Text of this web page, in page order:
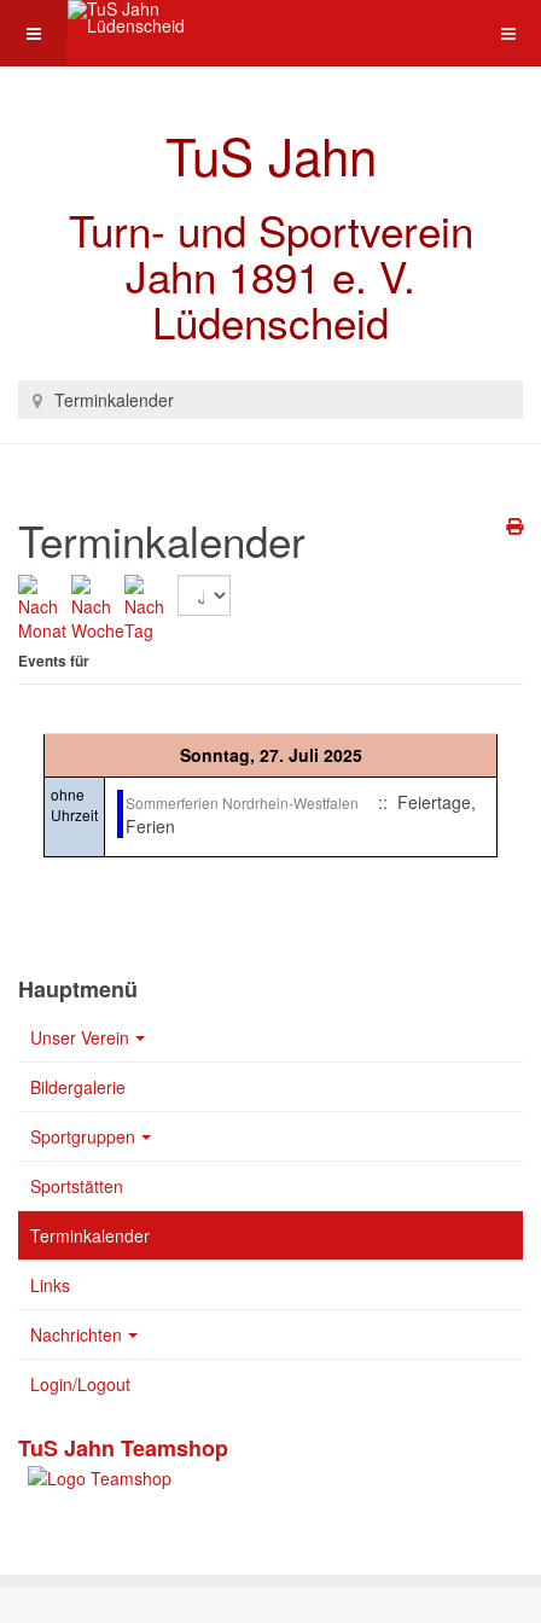
TuS Jahn
Turn- und Sportverein
Jahn 1891 e. V.
Lüdenscheid
Terminkalender
Terminkalender
Events für
Sonntag, 27. Juli 2025
ohne
Uhrzeit
Sommerferien Nordrhein-Westfalen
:: Feiertage,
Ferien
Hauptmenü
Unser Verein
Bildergalerie
Sportgruppen
Sportstätten
Terminkalender
Links
Nachrichten
Login/Logout
TuS Jahn Teamshop